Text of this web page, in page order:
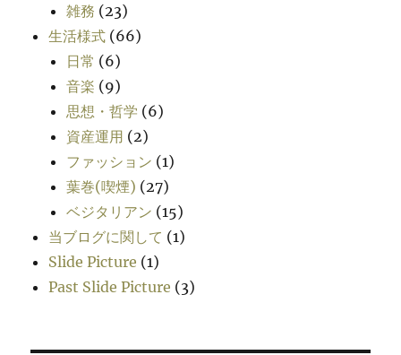
雑務 (23)
生活様式 (66)
日常 (6)
音楽 (9)
思想・哲学 (6)
資産運用 (2)
ファッション (1)
葉巻(喫煙) (27)
ベジタリアン (15)
当ブログに関して (1)
Slide Picture (1)
Past Slide Picture (3)